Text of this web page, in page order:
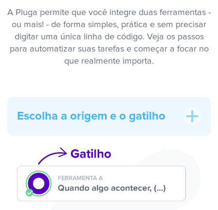
A Pluga permite que você integre duas ferramentas -
ou mais! - de forma simples, prática e sem precisar
digitar uma única linha de código. Veja os passos
para automatizar suas tarefas e começar a focar no
que realmente importa.
Escolha a origem e o gatilho